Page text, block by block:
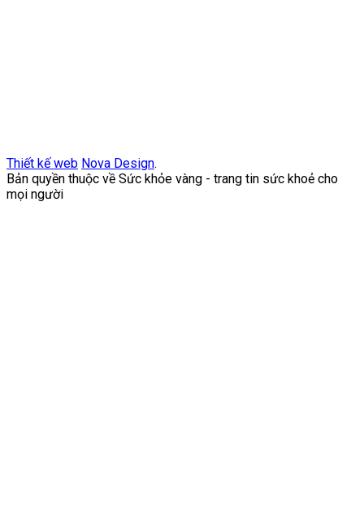
Thiết kế web Nova Design.
Bản quyền thuộc về Sức khỏe vàng - trang tin sức khoẻ cho
mọi người